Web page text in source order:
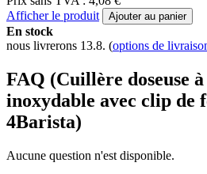
Afficher le produit
Ajouter au panier
En stock
nous livrerons 13.8. (options de
FAQ (Cuillère doseuse
inoxydable avec clip de
4Barista)
Aucune question n'est disponible.